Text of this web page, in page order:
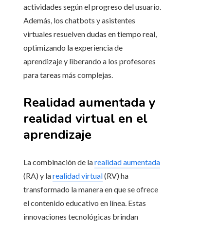
actividades según el progreso del usuario.
Además, los chatbots y asistentes
virtuales resuelven dudas en tiempo real,
optimizando la experiencia de
aprendizaje y liberando a los profesores
para tareas más complejas.
Realidad aumentada y
realidad virtual en el
aprendizaje
La combinación de larealidad aumentada
(RA) y larealidad virtual(RV) ha
transformado la manera en que se ofrece
el contenido educativo en línea. Estas
innovaciones tecnológicas brindan